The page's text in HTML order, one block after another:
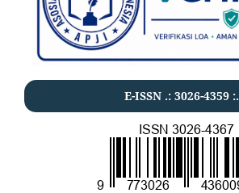
E-ISSN .: 3026-4359:.